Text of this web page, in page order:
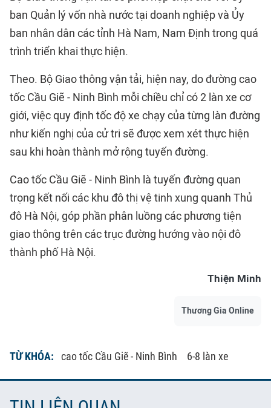
ban Quản lý vốn nhà nước tại doanh nghiệp và Ủy
ban nhân dân các tỉnh Hà Nam, Nam Định trong quá
trình triển khai thực hiện.
Theo. Bộ Giao thông vận tải, hiện nay, do đường cao
tốc Cầu Giẽ - Ninh Bình mỗi chiều chỉ có 2 làn xe cơ
giới, việc quy định tốc độ xe chạy của từng làn đường
như kiến nghị của cử tri sẽ được xem xét thực hiện
sau khi hoàn thành mở rộng tuyến đường.
Cao tốc Cầu Giẽ - Ninh Bình là tuyến đường quan
trọng kết nối các khu đô thị vệ tinh xung quanh Thủ
đô Hà Nội, góp phần phân luồng các phương tiện
giao thông trên các trục đường hướng vào nội đô
thành phố Hà Nội.
Thiện Minh
Thương Gia Online
TỪ KHÓA: cao tốc Cầu Giẽ - Ninh Bình 6-8 làn xe